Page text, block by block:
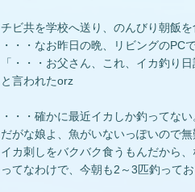
チビ共を学校へ送り、のんびり朝飯
・・・なお昨日の晩、リビングのPC
「・・・お父さん、これ、イカ釣り
と言われたorz
・・・確かに最近イカしか釣ってない
だがな娘よ、魚がいないっぽいので
イカ刺しをバクバク食うもんだから
ってなわけで、今朝も2～3匹釣って